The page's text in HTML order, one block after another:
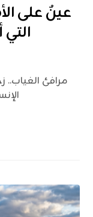
عينٌ على
مرافئ